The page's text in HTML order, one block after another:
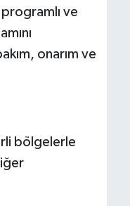
ve
onarım ve
bölgelerle